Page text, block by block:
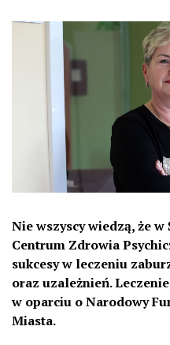
Nie wszyscy wiedzą, że
Centrum Zdrowia
sukcesy w leczeniu
oraz uzależnień.
w oparciu o Narodowy
Miasta.